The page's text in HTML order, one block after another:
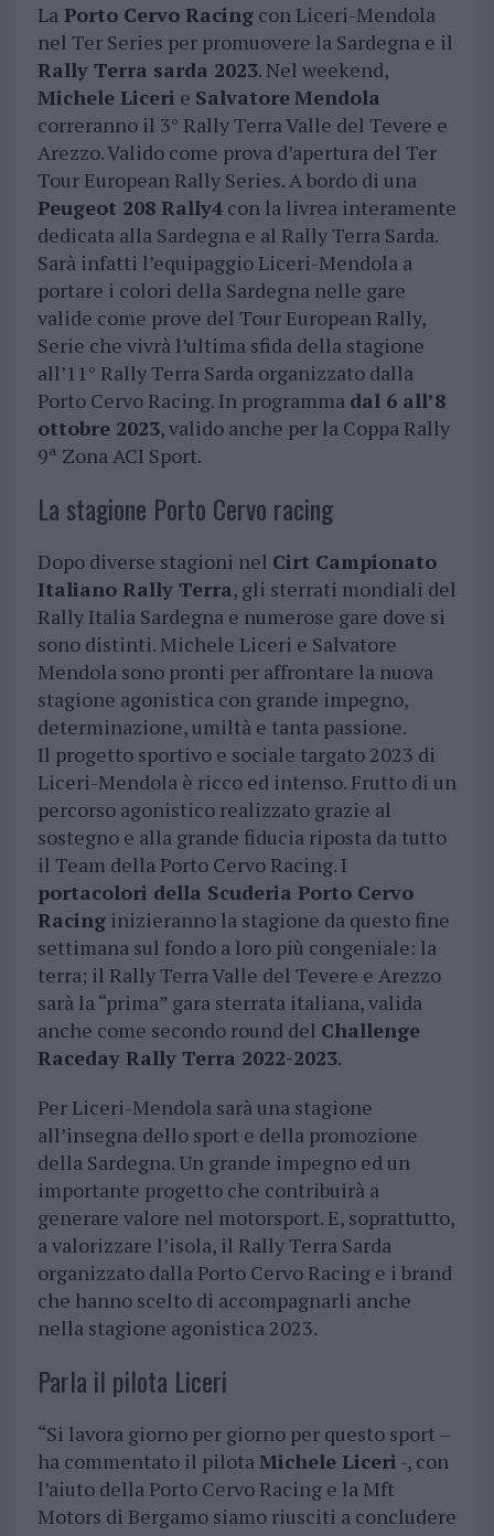
LaPorto Cervo Racingcon Liceri-Mendola
nel Ter Series per promuovere la Sardegna e il
Rally Terra sarda 2023. Nel weekend,
Michele Liceri e SalvatoreMendola
correranno il 3° Rally Terra Valle del Tevere e
Arezzo. Valido come prova d’apertura del Ter
Tour European Rally Series. A bordo di una
Peugeot 208 Rally4con la livrea interamente
dedicata alla Sardegna e al Rally Terra Sarda.
Sarà infatti l’equipaggio Liceri-Mendola a
portare i colori della Sardegna nelle gare
valide come prove del Tour European Rally,
Serie che vivrà l’ultima sfida della stagione
all’11° Rally Terra Sarda organizzato dalla
Porto Cervo Racing. In programma dal 6 all’8
ottobre 2023, valido anche per la Coppa Rally
9ª Zona ACI Sport.
La stagione Porto Cervo racing
Dopo diverse stagioni nel Cirt Campionato
Italiano Rally Terra, gli sterrati mondiali del
Rally Italia Sardegna e numerose gare dove si
sono distinti. Michele Liceri e Salvatore
Mendola sono pronti per affrontare la nuova
stagione agonistica con grande impegno,
determinazione, umiltà e tanta passione.
Il progetto sportivo e sociale targato 2023 di
Liceri-Mendola è ricco ed intenso. Frutto di un
percorso agonistico realizzato grazie al
sostegno e alla grande fiducia riposta da tutto
il Team della Porto Cervo Racing. I
portacolori della Scuderia Porto Cervo
Racinginizieranno la stagione da questo fine
settimana sul fondo a loro più congeniale: la
terra; il Rally Terra Valle del Tevere e Arezzo
sarà la “prima” gara sterrata italiana, valida
anche come secondo round del Challenge
Raceday Rally Terra 2022-2023.
Per Liceri-Mendola sarà una stagione
all’insegna dello sport e della promozione
della Sardegna. Un grande impegno ed un
importante progetto che contribuirà a
generare valore nel motorsport. E, soprattutto,
a valorizzare l’isola, il Rally Terra Sarda
organizzato dalla Porto Cervo Racing e i brand
che hanno scelto di accompagnarli anche
nella stagione agonistica 2023.
Parla il pilota Liceri
“Si lavora giorno per giorno per questo sport –
ha commentato il pilotaMichele Liceri -, con
l’aiuto della Porto Cervo Racing e la Mft
Motors di Bergamo siamo riusciti a concludere